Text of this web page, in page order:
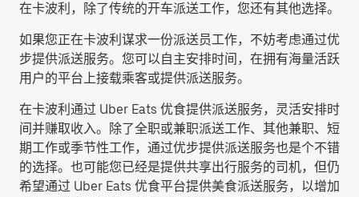
在卡波利，除了传统的开车派送工作，您还有其他选择。
如果您正在卡波利谋求一份派送员工作，不妨考虑通过优
步提供派送服务。您可以自主安排时间，在拥有海量活跃
用户的平台上接载乘客或提供派送服务。
在卡波利通过 Uber Eats 优食提供派送服务，灵活安排时
间并赚取收入。除了全职或兼职派送工作、其他兼职、短
期工作或季节性工作，通过优步提供派送服务也是个不错
的选择。也可能您已经是提供共享出行服务的司机，但仍
希望通过 Uber Eats 优食平台提供美食派送服务，以增加